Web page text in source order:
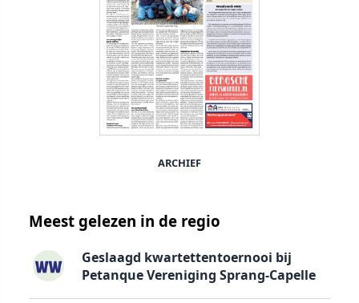
ARCHIEF
Meest gelezen in de regio
Geslaagd kwartettentoernooi bij
Petanque Vereniging Sprang-Capelle